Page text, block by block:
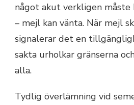
något akut verkligen måste
– mejl kan vänta. När mejl
signalerar det en
sakta urholkar gränserna
alla.
Tydlig överlämning vid